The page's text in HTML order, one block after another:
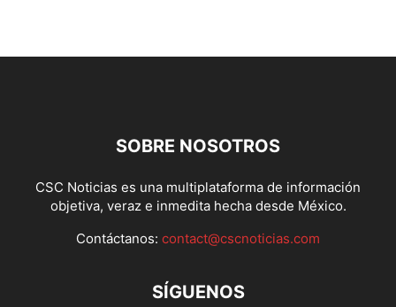
SOBRE NOSOTROS
CSC Noticias es una multiplataforma de información
objetiva, veraz e inmedita hecha desde México.
Contáctanos: contact@cscnoticias.com
SÍGUENOS